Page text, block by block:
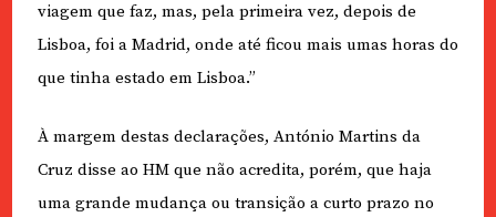
viagem que faz, mas, pela primeira vez, depois de
Lisboa, foi a Madrid, onde até ficou mais umas horas do
que tinha estado em Lisboa.”
À margem destas declarações, António Martins da
Cruz disse ao HM que não acredita, porém, que haja
uma grande mudança ou transição a curto prazo no